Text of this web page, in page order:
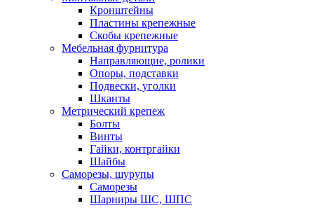
Кронштейны
Пластины крепежные
Скобы крепежные
Мебельная фурнитура
Направляющие, ролики
Опоры, подставки
Подвески, уголки
Шканты
Метрический крепеж
Болты
Винты
Гайки, контргайки
Шайбы
Саморезы, шурупы
Саморезы
Шарниры ШС, ШПС